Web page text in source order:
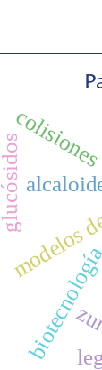
glucósidoscolisiones